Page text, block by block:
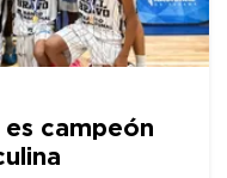
campeón